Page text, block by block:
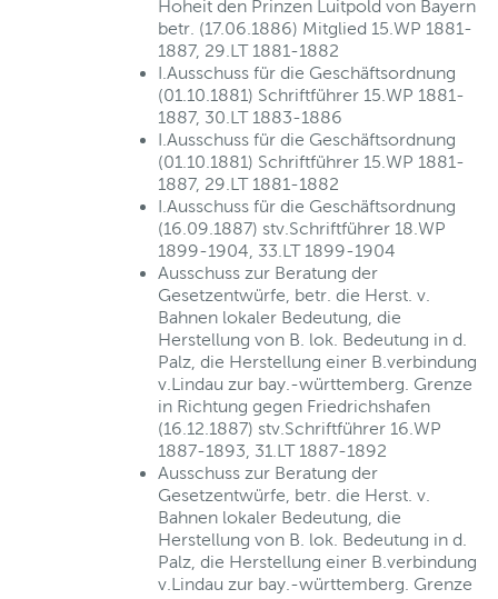
Hoheit den Prinzen Luitpold von Bayern
betr. (17.06.1886) Mitglied 15.WP 1881-
1887, 29.LT 1881-1882
I.Ausschuss für die Geschäftsordnung
(01.10.1881) Schriftführer 15.WP 1881-
1887, 30.LT 1883-1886
I.Ausschuss für die Geschäftsordnung
(01.10.1881) Schriftführer 15.WP 1881-
1887, 29.LT 1881-1882
I.Ausschuss für die Geschäftsordnung
(16.09.1887) stv.Schriftführer 18.WP
1899-1904, 33.LT 1899-1904
Ausschuss zur Beratung der
Gesetzentwürfe, betr. die Herst. v.
Bahnen lokaler Bedeutung, die
Herstellung von B. lok. Bedeutung in d.
Palz, die Herstellung einer B.verbindung
v.Lindau zur bay.-württemberg. Grenze
in Richtung gegen Friedrichshafen
(16.12.1887) stv.Schriftführer 16.WP
1887-1893, 31.LT 1887-1892
Ausschuss zur Beratung der
Gesetzentwürfe, betr. die Herst. v.
Bahnen lokaler Bedeutung, die
Herstellung von B. lok. Bedeutung in d.
Palz, die Herstellung einer B.verbindung
v.Lindau zur bay.-württemberg. Grenze